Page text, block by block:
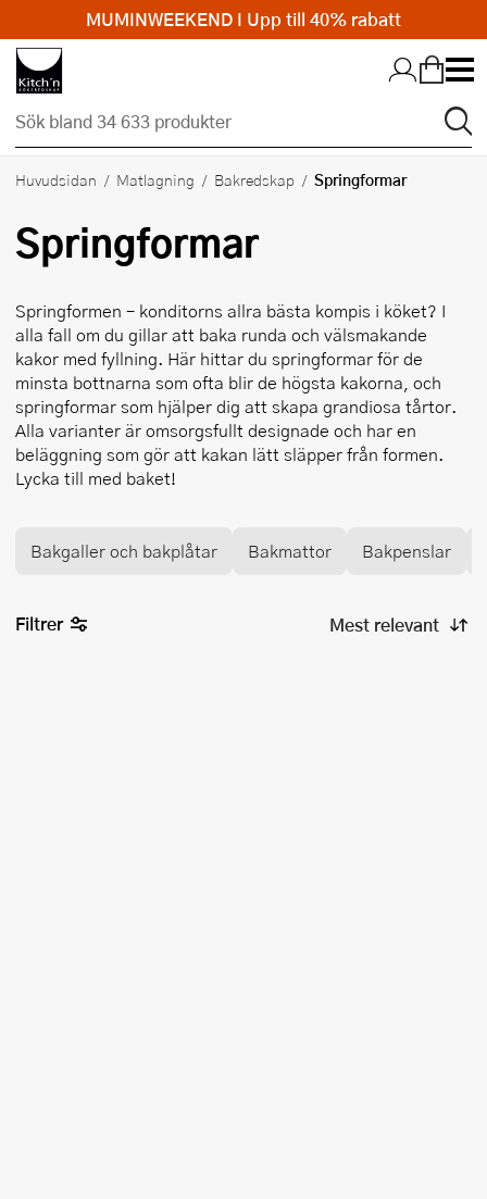
Hopp till huvudinnehållet
Huvudsidan Matlagning Bakredskap Springformar
Springformar
Springformen – konditorns allra bästa kompis i köket? I
alla fall om du gillar att baka runda och välsmakande
kakor med fyllning. Här hittar du springformar för de
minsta bottnarna som ofta blir de högsta kakorna, och
springformar som hjälper dig att skapa grandiosa tårtor.
Alla varianter är omsorgsfullt designade och har en
beläggning som gör att kakan lätt släpper från formen.
Lycka till med baket!
Bakgaller och bakplåtar Bakmattor Bakpenslar
Filtrer
MUMINWEEKEND I Upp till 40% rabatt